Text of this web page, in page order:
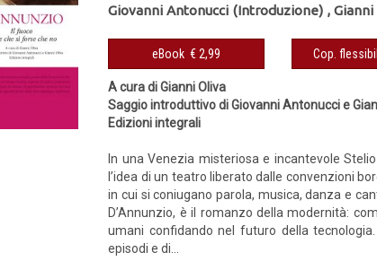
Giovanni Antonucci (Introduzione) ,
eBook € 2,99
A cura di Gianni Oliva
Saggio introduttivo di Giovanni Antonucci e
Edizioni integrali
In una Venezia misteriosa e incantevole
l’idea di un teatro liberato dalle convenzioni
in cui si coniugano parola, musica, danza e
D’Annunzio, è il romanzo della modernità:
umani confidando nel futuro della
episodi e di...